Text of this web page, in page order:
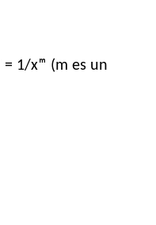
= 1/xᵐ (m es un